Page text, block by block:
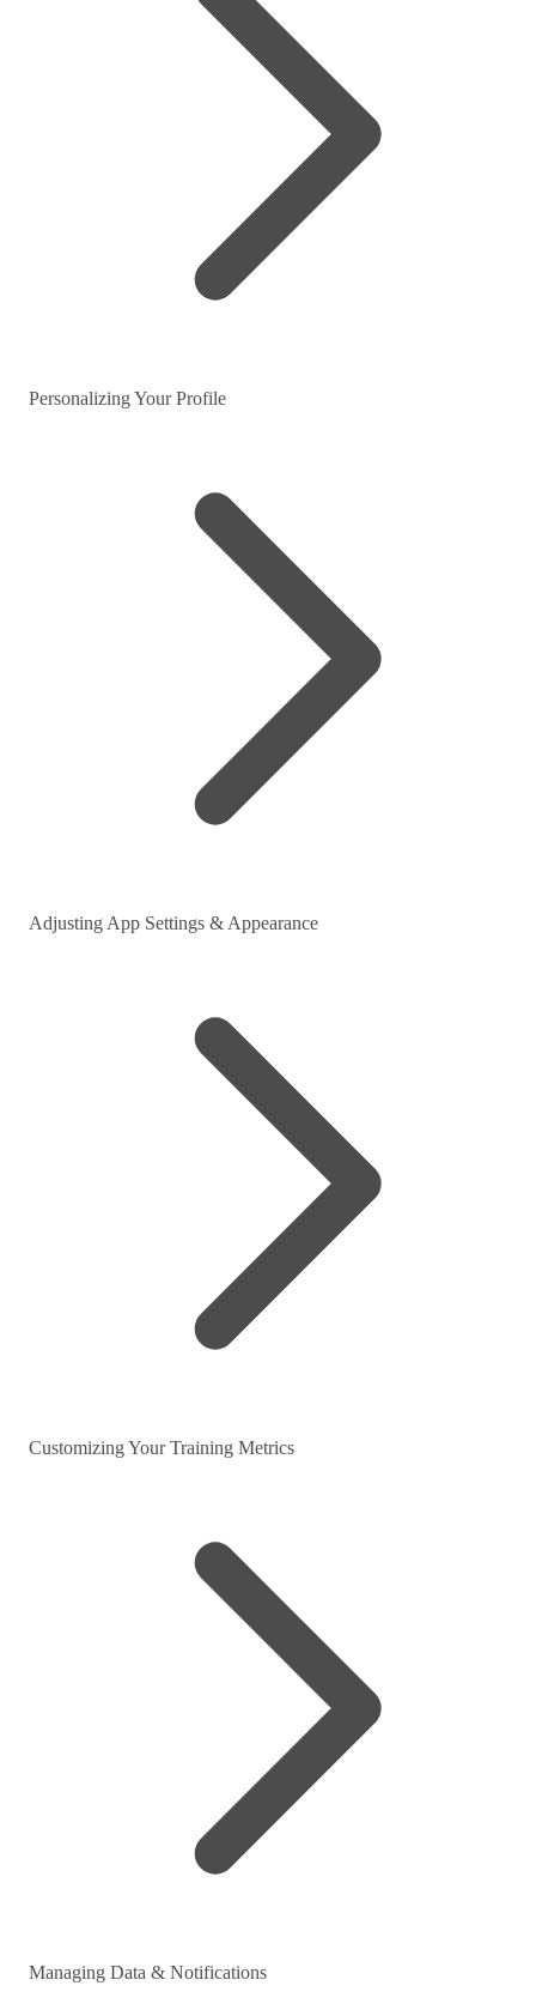
Personalizing Your Profile
Adjusting App Settings & Appearance
Customizing Your Training Metrics
Managing Data & Notifications